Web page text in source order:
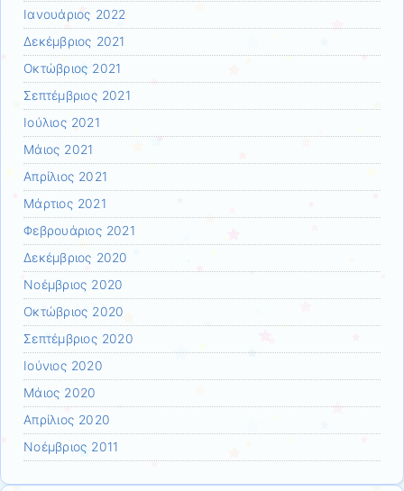
Ιανουάριος 2022
Δεκέμβριος 2021
Οκτώβριος 2021
Σεπτέμβριος 2021
Ιούλιος 2021
Μάιος 2021
Απρίλιος 2021
Μάρτιος 2021
Φεβρουάριος 2021
Δεκέμβριος 2020
Νοέμβριος 2020
Οκτώβριος 2020
Σεπτέμβριος 2020
Ιούνιος 2020
Μάιος 2020
Απρίλιος 2020
Νοέμβριος 2011